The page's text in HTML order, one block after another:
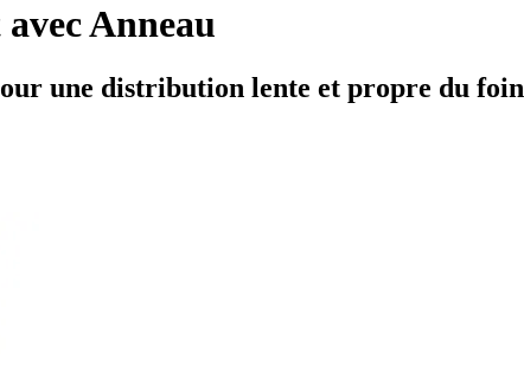
Anneau
une distribution lente et propre du foin